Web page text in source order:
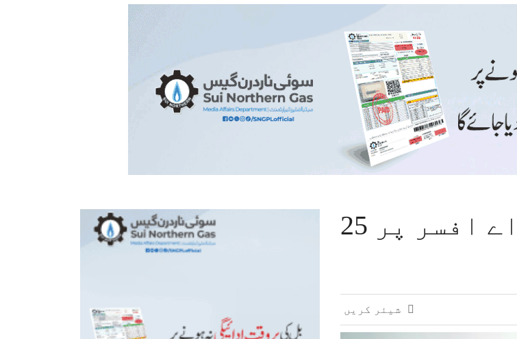
عدالت نے این سی سی آئی اے افسر پر 25
شیئر کریں